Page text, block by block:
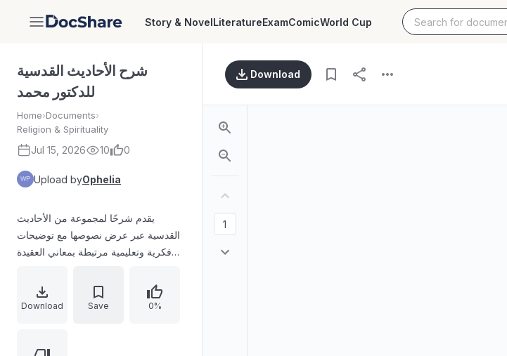
DocShare Story & NovelLiteratureExamComicWorld Cup
شرح الأحاديث القدسية
للدكتور محمد
Home›Documents›
Religion & Spirituality
Jul 15, 2026 10 0
Upload byOphelia
يقدم شرحًا لمجموعة من الأحاديث
القدسية عبر عرض نصوصها مع توضيحات
فكرية وتعليمية مرتبطة بمعاني العقيدة
وروايات وردت ضمن سياق الشرح، مع
التركيز على الدروس المستفادة من
Download Save 0%
Download